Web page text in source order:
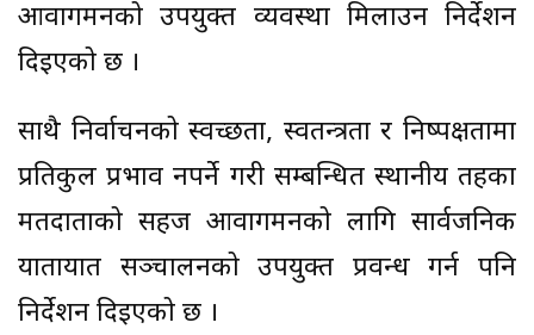
आवागमनको उपयुक्त व्यवस्था मिलाउन निर्देशन
दिइएको छ ।
साथै निर्वाचनको स्वच्छता, स्वतन्त्रता र निष्पक्षतामा
प्रतिकुल प्रभाव नपर्ने गरी सम्बन्धित स्थानीय तहका
मतदाताको सहज आवागमनको लागि सार्वजनिक
यातायात सञ्चालनको उपयुक्त प्रवन्ध गर्न पनि
निर्देशन दिइएको छ ।